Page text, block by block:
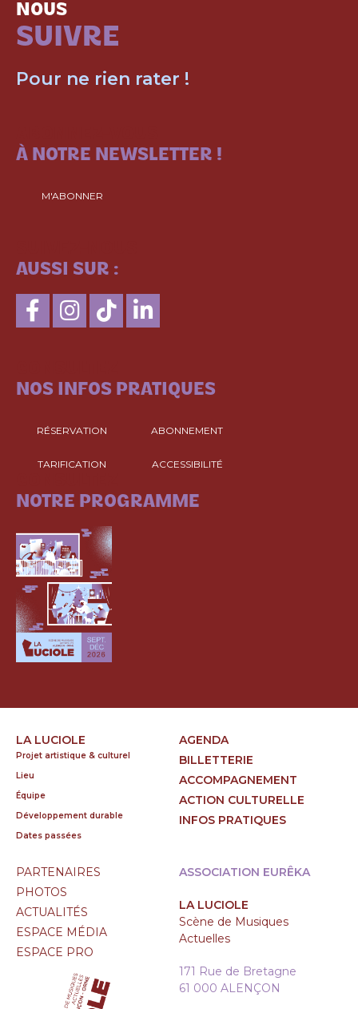
NOUS
SUIVRE
Pour ne rien rater !
À NOTRE NEWSLETTER !
M'ABONNER
AUSSI SUR :
NOS INFOS PRATIQUES
RÉSERVATION ABONNEMENT
TARIFICATION ACCESSIBILITÉ
NOTRE PROGRAMME
LA LUCIOLE
Projet artistique & culturel
Lieu
Équipe
Développement durable
Dates passées
AGENDA
BILLETTERIE
ACCOMPAGNEMENT
ACTION CULTURELLE
INFOS PRATIQUES
PARTENAIRES
PHOTOS
ACTUALITÉS
ESPACE MÉDIA
ESPACE PRO
ASSOCIATION EURÊKA
LA LUCIOLE
Scène de Musiques
Actuelles
171 Rue de Bretagne
61 000 ALENÇON